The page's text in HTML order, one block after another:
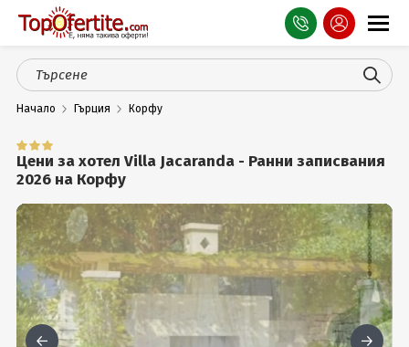
Оферти
СПА
Планина
Чужбина
Празници
Турция
Начало Гърция Корфу
Цени за хотел Villa Jacaranda - Ранни записвания
2026 на Корфу